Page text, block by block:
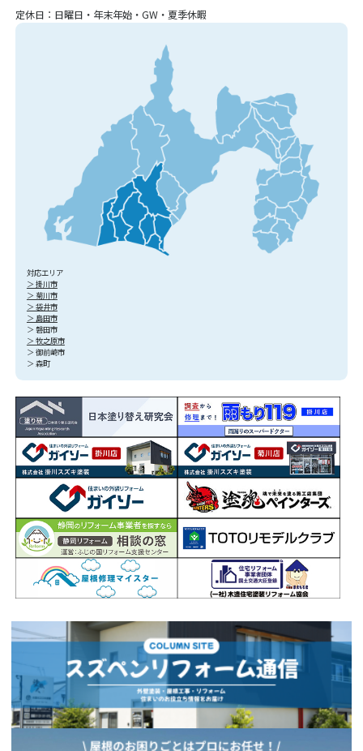
定休日：日曜日・年末年始・GW・夏季休暇
対応エリア
＞ 掛川市
＞ 菊川市
＞ 袋井市
＞ 島田市
＞ 磐田市
＞ 牧之原市
＞ 御前崎市
＞ 森町